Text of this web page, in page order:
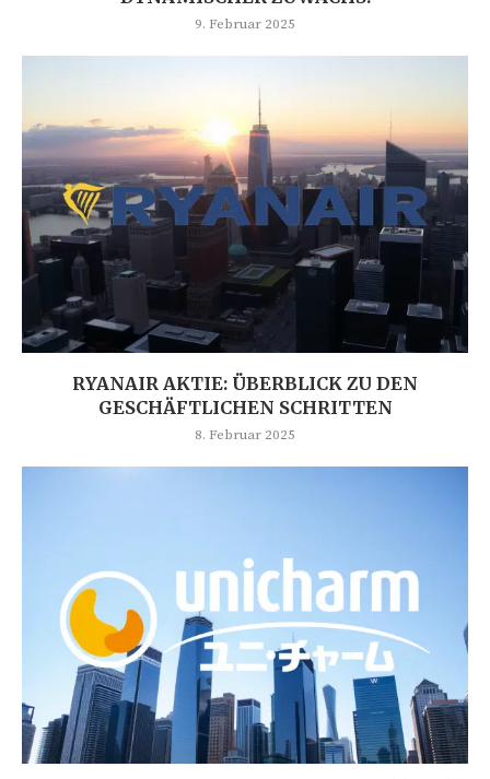
9. Februar 2025
RYANAIR AKTIE: ÜBERBLICK ZU DEN
GESCHÄFTLICHEN SCHRITTEN
8. Februar 2025